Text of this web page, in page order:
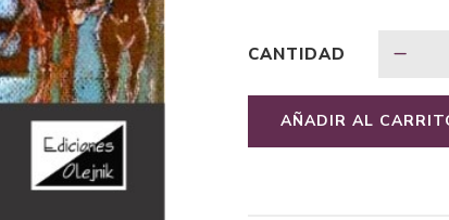
CANTIDAD
AÑADIR AL